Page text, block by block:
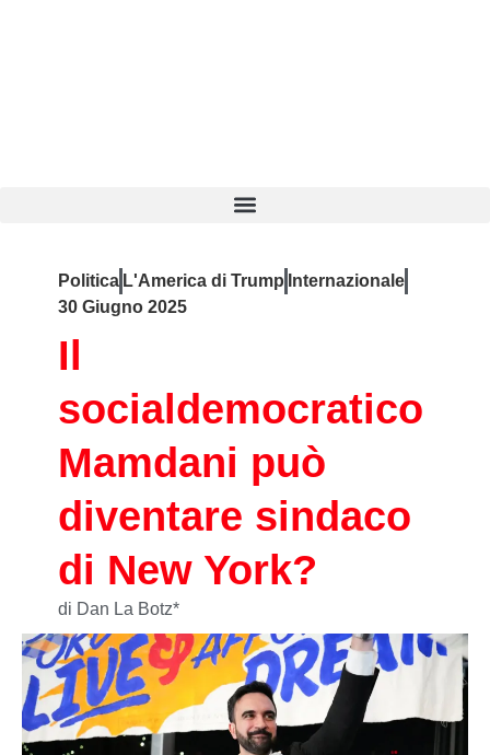
Politica L'America di Trump Internazionale
30 Giugno 2025
Il
socialdemocratico
Mamdani può
diventare sindaco
di New York?
di Dan La Botz*